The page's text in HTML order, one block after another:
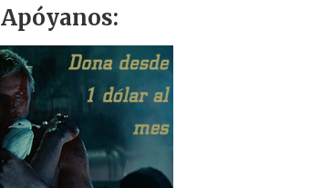
Apóyanos: